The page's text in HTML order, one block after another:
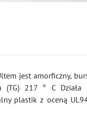
jest amorficzny,
(TG) 217 ​​° C
plastik z oceną